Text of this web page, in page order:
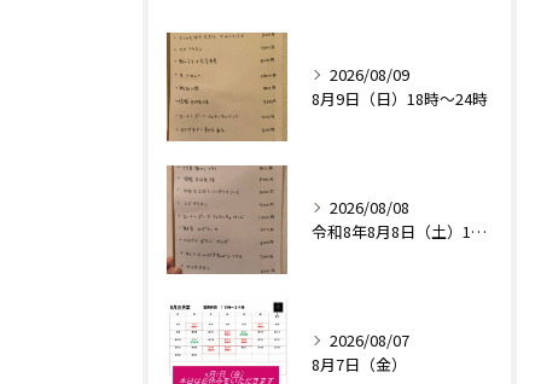
2026/08/09
8月9日（日）18時〜24時
2026/08/08
令和8年8月8日（土）18時〜24時
2026/08/07
8月7日（金）